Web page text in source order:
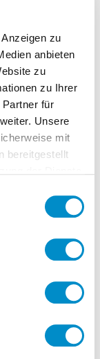
zu
anbieten
zu
zu Ihrer
für
Unsere
mit
bereitgestellt
for a
frame
legal
the
of